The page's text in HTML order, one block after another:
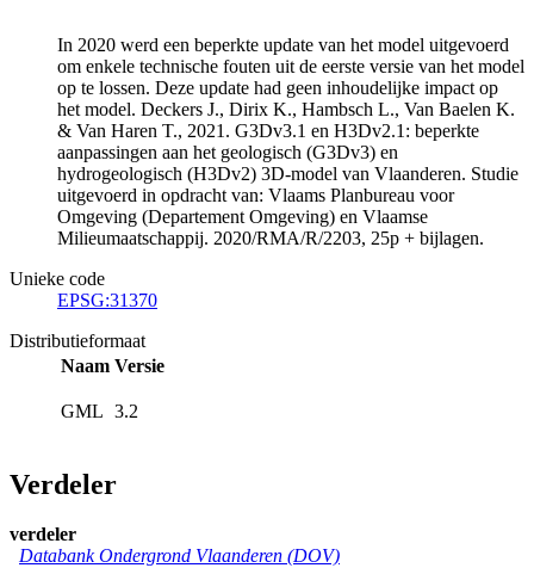
In 2020 werd een beperkte update van het model uitgevoerd
om enkele technische fouten uit de eerste versie van het model
op te lossen. Deze update had geen inhoudelijke impact op
het model. Deckers J., Dirix K., Hambsch L., Van Baelen K.
& Van Haren T., 2021. G3Dv3.1 en H3Dv2.1: beperkte
aanpassingen aan het geologisch (G3Dv3) en
hydrogeologisch (H3Dv2) 3D-model van Vlaanderen. Studie
uitgevoerd in opdracht van: Vlaams Planbureau voor
Omgeving (Departement Omgeving) en Vlaamse
Milieumaatschappij. 2020/RMA/R/2203, 25p + bijlagen.
Unieke code
EPSG:31370
Distributieformaat
Naam Versie
GML 3.2
Verdeler
verdeler
Databank Ondergrond Vlaanderen (DOV)